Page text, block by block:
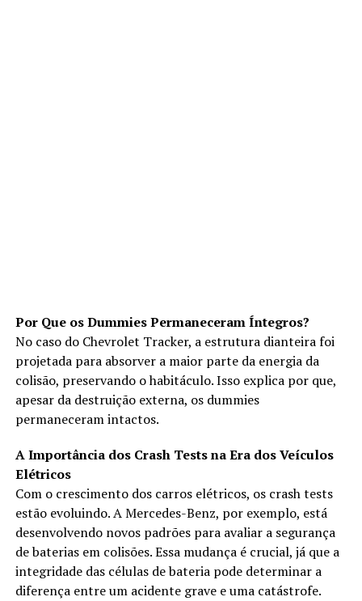
Por Que os Dummies Permaneceram Íntegros?
No caso do Chevrolet Tracker, a estrutura dianteira foi
projetada para absorver a maior parte da energia da
colisão, preservando o habitáculo. Isso explica por que,
apesar da destruição externa, os dummies
permaneceram intactos.
A Importância dos Crash Tests na Era dos Veículos
Elétricos
Com o crescimento dos carros elétricos, os crash tests
estão evoluindo. A Mercedes-Benz, por exemplo, está
desenvolvendo novos padrões para avaliar a segurança
de baterias em colisões. Essa mudança é crucial, já que a
integridade das células de bateria pode determinar a
diferença entre um acidente grave e uma catástrofe.